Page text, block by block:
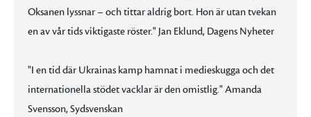
Oksanen lyssnar – och tittar aldrig bort. Hon är utan tvekan
en av vår tids viktigaste röster." Jan Eklund, Dagens Nyheter
"I en tid där Ukrainas kamp hamnat i medieskugga och det
internationella stödet vacklar är den omistlig." Amanda
Svensson, Sydsvenskan